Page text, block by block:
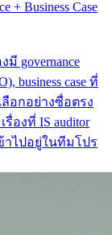
+ Business Case
governance
business case ที่
ลือกอย่างซื่อตรง
รื่องที่ IS auditor
าไปอยู่ในทีมโปร